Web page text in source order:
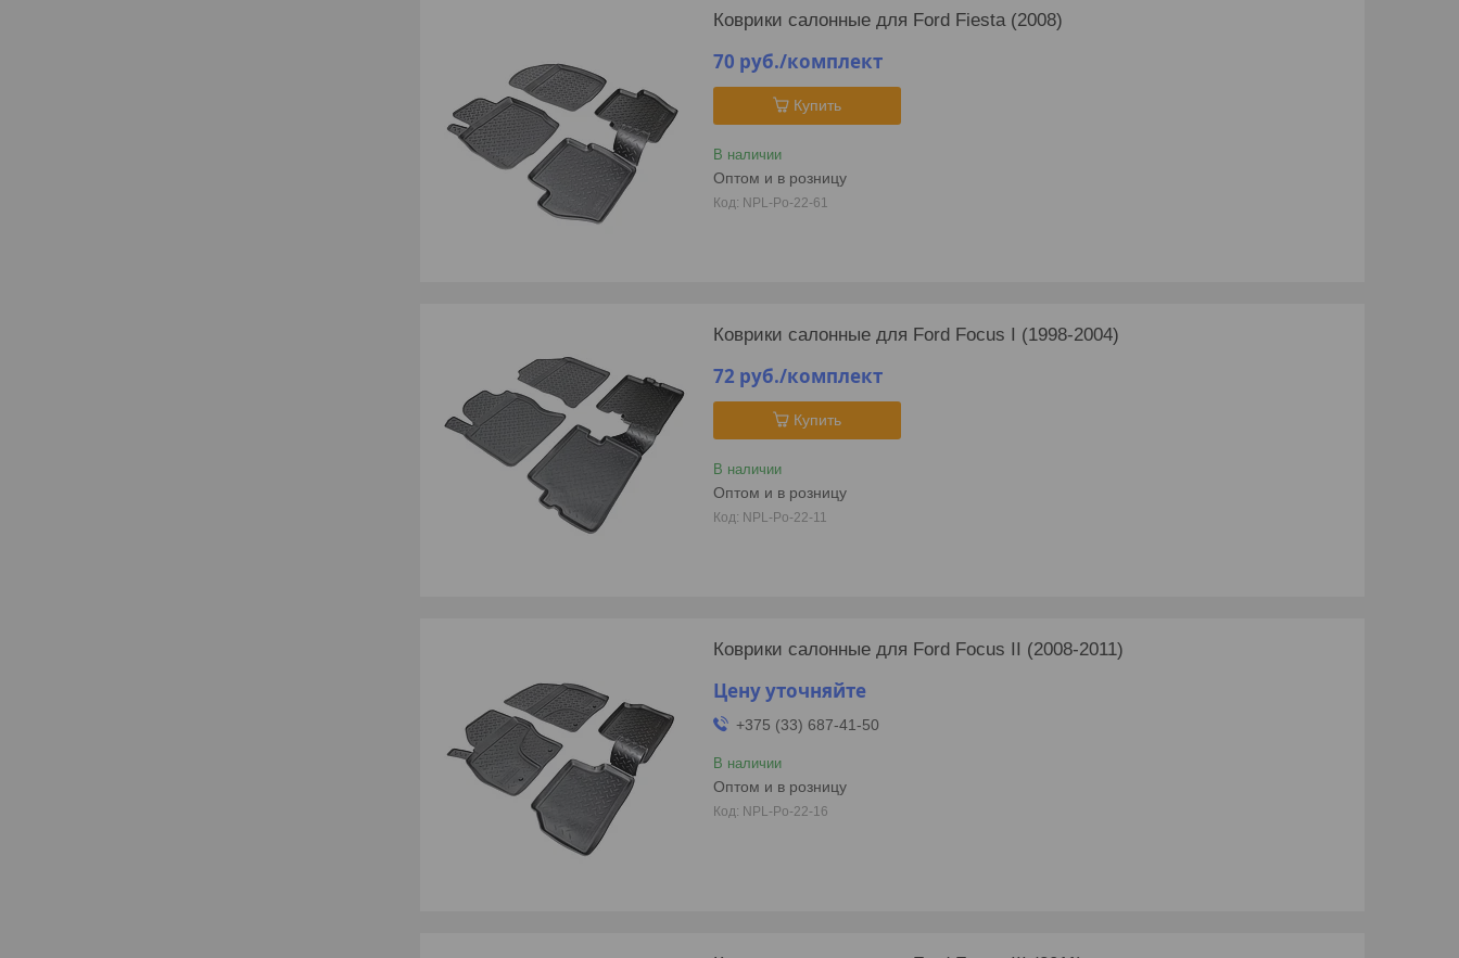
Коврики салонные для Ford Fiesta (2008)
70 руб./комплект
Купить
В наличии
Оптом и в розницу
NPL-Po-22-61
Коврики салонные для Ford Focus I (1998-2004)
72 руб./комплект
Купить
В наличии
Оптом и в розницу
NPL-Po-22-11
Коврики салонные для Ford Focus II (2008-2011)
Цену уточняйте
+375 (33) 687-41-50
В наличии
Оптом и в розницу
NPL-Po-22-16